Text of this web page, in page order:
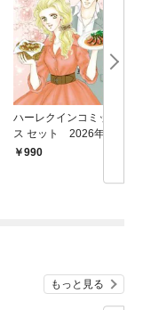
ハーレクインコミック
ス セット 2026年 vo
l.792
990
もっと見る